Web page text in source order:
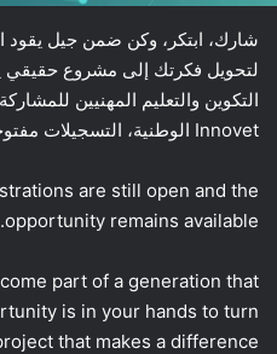
شارك، ابتكر، وكن ضمن جيل يقود
لتحويل فكرتك إلى مشروع حقيقي
التكوين والتعليم المهنيين
Innovet الوطنية، التسجيلات مفتوحة إلى غاية 16 ماي 2026.
are still open and the
opportunity remains available.
part of a generation that
is in your hands to turn
that makes a difference.